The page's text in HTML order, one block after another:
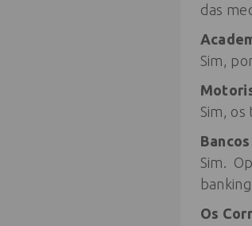
das
Sim,
Sim,
Sim.
Os